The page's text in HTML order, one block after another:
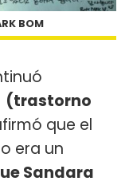
BOM
(trastorno
que el
era un
Sandara